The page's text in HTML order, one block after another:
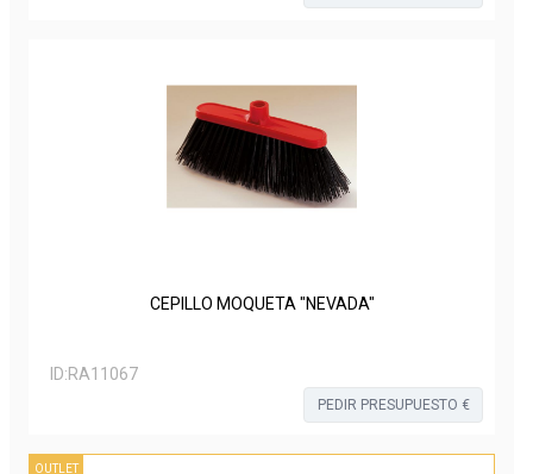
CEPILLO MOQUETA "NEVADA"
ID:RA11067
PEDIR PRESUPUESTO €
OUTLET